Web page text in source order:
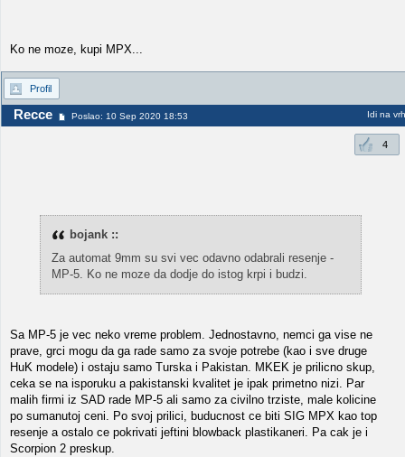
Ko ne moze, kupi MPX...
Profil
Recce Poslao: 10 Sep 2020 18:53 Idi na vrh
4
bojank ::
Za automat 9mm su svi vec odavno odabrali resenje -
MP-5. Ko ne moze da dodje do istog krpi i budzi.
Sa MP-5 je vec neko vreme problem. Jednostavno, nemci ga vise ne
prave, grci mogu da ga rade samo za svoje potrebe (kao i sve druge
HuK modele) i ostaju samo Turska i Pakistan. MKEK je prilicno skup,
ceka se na isporuku a pakistanski kvalitet je ipak primetno nizi. Par
malih firmi iz SAD rade MP-5 ali samo za civilno trziste, male kolicine
po sumanutoj ceni. Po svoj prilici, buducnost ce biti SIG MPX kao top
resenje a ostalo ce pokrivati jeftini blowback plastikaneri. Pa cak je i
Scorpion 2 preskup.